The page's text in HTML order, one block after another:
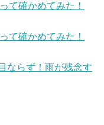
て確かめてみた！
て確かめてみた！
ならず！雨が残念す